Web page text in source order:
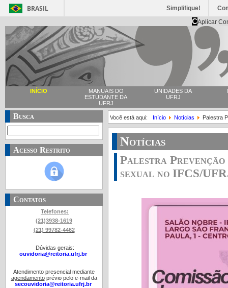
BRASIL Simplifique!
CAplicar
INÍCIO
MANUAIS DO
ESTUDANTE DA
UFRJ
UNIDADES DA
UFRJ
Busca
Acesso Restrito
Contatos
Telefones:
(21)3938-1619
(21) 99782-4462
Dúvidas gerais:
ouvidoria@reitoria.ufrj.br
Atendimento presencial mediante
agendamentoprévio pelo e-mail da
secouvidoria@reitoria.ufrj.br
Você está aqui: Início Notícias Palestra
Notícias
Palestra Prevenção
sexual no IFCS/